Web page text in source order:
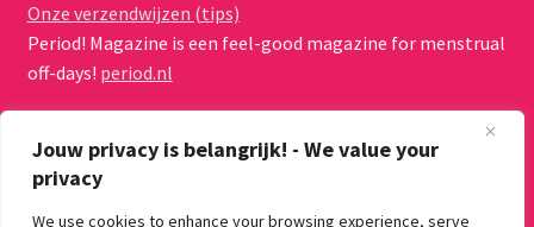
Jouw privacy is belangrijk! - We value your
privacy
We use cookies to enhance your browsing experience, serve
Onze verzendwijzen (tips)
Period! Magazine is een feel-good magazine for menstrual
off-days! period.nl